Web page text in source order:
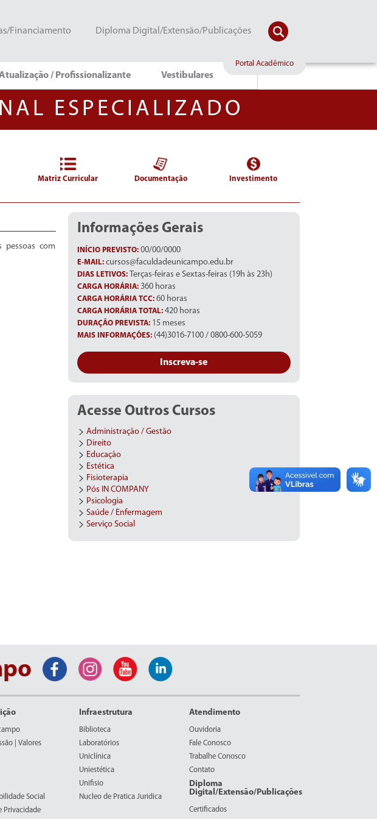
/ Profissionalizante Vestibulares
Financiamento Diploma Digital/Extensão/Publicações
Portal Acadêmico
ESPECIALIZADO
Matriz Curricular Documentação Investimento
pessoas com
Informações Gerais
INÍCIO PREVISTO: 00/00/0000
E-MAIL: cursos@faculdadeunicampo.edu.br
DIAS LETIVOS: Terças-feiras e Sextas-feiras (19h às 23h)
CARGA HORÁRIA: 360 horas
CARGA HORÁRIA TCC: 60 horas
CARGA HORÁRIA TOTAL: 420 horas
DURAÇÃO PREVISTA: 15 meses
MAIS INFORMAÇÕES: (44)3016-7100 / 0800-600-5059
Inscreva-se
Acesse Outros Cursos
Administração / Gestão
Direito
Educação
Estética
Fisioterapia
Pós IN COMPANY
Psicologia
Saúde / Enfermagem
Serviço Social
| Valores
Social
Privacidade
Infraestrutura
Biblioteca
Laboratórios
Uniclínica
Uniestética
Unifisio
Nucleo de Pratica Juridica
Atendimento
Ouvidoria
Fale Conosco
Trabalhe Conosco
Contato
Diploma
Digital/Extensão/Publicações
Certificados